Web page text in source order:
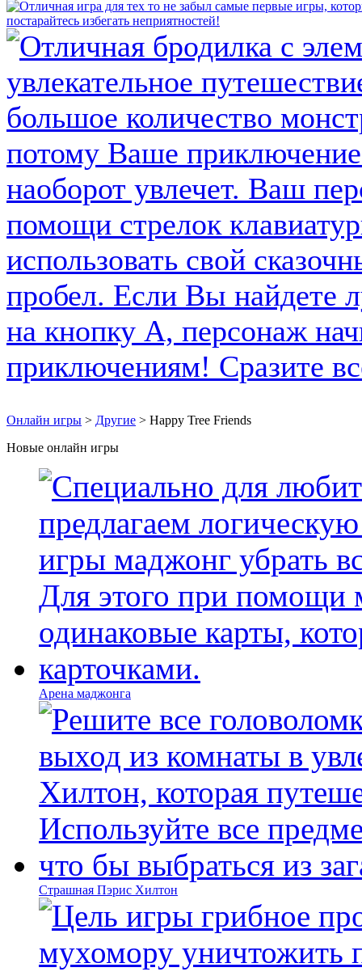
Онлайн игры > Другие > Happy Tree Friends
Новые онлайн игры
Арена маджонга
Страшная Пэрис Хилтон